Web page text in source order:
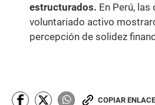
estructurados. En Perú,
voluntariado activo
percepción de solidez
COPIAR ENLACE